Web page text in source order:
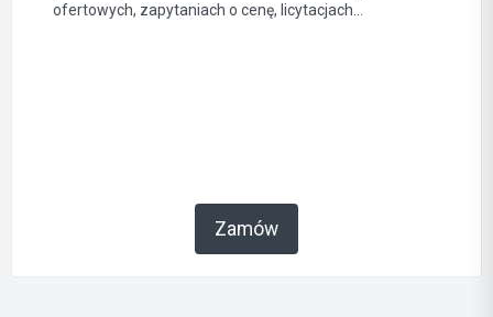
ofertowych, zapytaniach o cenę, licytacjach...
Zamów